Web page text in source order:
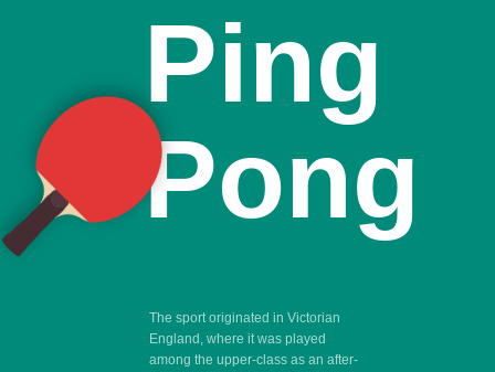
Ping
Pong
The sport originated in Victorian
England, where it was played
among the upper-class as an after-